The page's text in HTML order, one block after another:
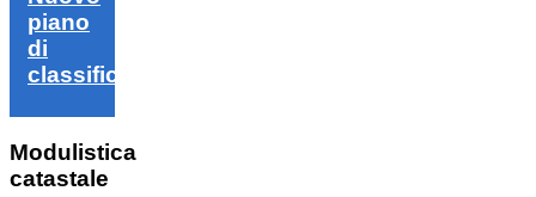
piano
di
classifica
Modulistica
catastale